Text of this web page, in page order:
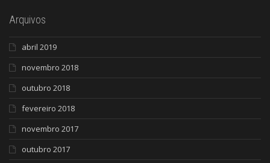
Arquivos
abril 2019
novembro 2018
outubro 2018
fevereiro 2018
novembro 2017
outubro 2017